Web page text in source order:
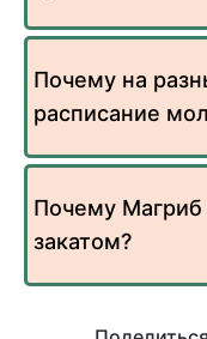
Почему на
расписание
Почему Магриб
закатом?